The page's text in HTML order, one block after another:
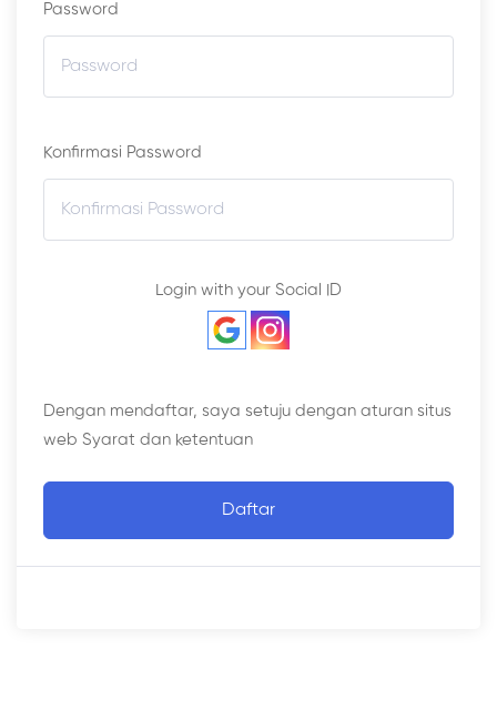
Password
Konfirmasi Password
Login with your Social ID
Dengan mendaftar, saya setuju dengan aturan situs
web Syarat dan ketentuan
Daftar